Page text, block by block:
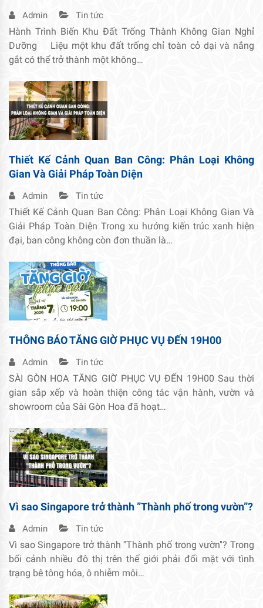
Admin Tin tức
Hành Trình Biến Khu Đất Trống Thành Không Gian Nghỉ
Dưỡng Liệu một khu đất trống chỉ toàn cỏ dại và nắng
gắt có thể trở thành một không…
Thiết Kế Cảnh Quan Ban Công: Phân Loại Không
Gian Và Giải Pháp Toàn Diện
Admin Tin tức
Thiết Kế Cảnh Quan Ban Công: Phân Loại Không Gian Và
Giải Pháp Toàn Diện Trong xu hướng kiến trúc xanh hiện
đại, ban công không còn đơn thuần là…
THÔNG BÁO TĂNG GIỜ PHỤC VỤ ĐẾN 19H00
Admin Tin tức
SÀI GÒN HOA TĂNG GIỜ PHỤC VỤ ĐẾN 19H00 Sau thời
gian sắp xếp và hoàn thiện công tác vận hành, vườn và
showroom của Sài Gòn Hoa đã hoạt…
Vì sao Singapore trở thành ”Thành phố trong vườn”?
Admin Tin tức
Vì sao Singapore trở thành ''Thành phố trong vườn''? Trong
bối cảnh nhiều đô thị trên thế giới phải đối mặt với tình
trạng bê tông hóa, ô nhiễm môi…